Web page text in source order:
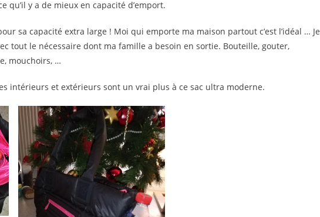
qu’il y a de mieux en capacité d’emport.
sa capacité extra large ! Moi qui emporte ma maison partout c’est l’idéal … Je
tout le nécessaire dont ma famille a besoin en sortie. Bouteille, gouter,
mouchoirs, …
intérieurs et extérieurs sont un vrai plus à ce sac ultra moderne.